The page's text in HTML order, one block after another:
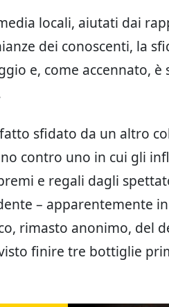
locali, aiutati dai
dei conoscenti, la
e, come accennato, è
sfidato da un altro
contro uno in cui gli
e regali dagli
– apparentemente
rimasto anonimo, del
finire tre bottiglie